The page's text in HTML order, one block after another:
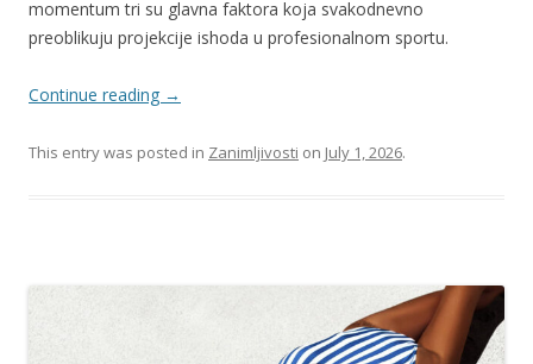
momentum tri su glavna faktora koja svakodnevno
preoblikuju projekcije ishoda u profesionalnom sportu.
Continue reading →
This entry was posted in Zanimljivosti on July 1, 2026.